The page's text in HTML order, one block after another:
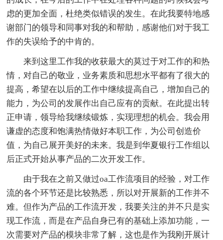
虑的更加全面，杜绝类似错误的发生。在此我要特地感
谢部门的领导和同事对我的和帮助，感谢他们对于我工
作的失误给予的中肯的。
来到这里工作我的收获最大的莫过于对工作的和热
情，对自己的敬业，业务素质和思想水平都有了很大的
提高，希望在以后的工作中继续提高自己，增加自己的
能力，为公司的发展作出自己应有的贡献。在此提出转
正申请，领导给我继续锻炼，实现理想的机会。我会用
谦虚的态度和饱满热情做好本职工作，为公司创造价
值，为自己展开美好的未来。我是到华夏银行工作组以
后正式开始从事产品的二次开发工作。
由于我在之前又做过oa工作流项目的经验，对工作
流的各个环节还是比较熟悉，所以对开展新的工作并不
难。但作为产品的工作流开发，我要关注的并不只是实
现工作流，而是在产品自身已有的基础上添加功能，一
次需要对产品的模块非常了解，这也是作为我刚开展计